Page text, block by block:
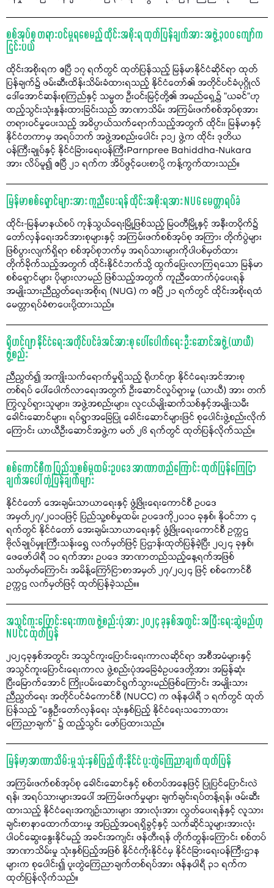
စစ်အုပ်စု တရားဝင်မှုရစေမည့် ထိုင်းအစိုးရ ထုတ်ပြန်ချက်အား အဖွဲ့ ၃၀၀ ကျော်က
ငြင်းပယ်
ထိုင်းအစိုးရက ဧပြီ ၁၇ ရက်တွင် ထုတ်ပြန်သည့် မြန်မာနိုင်ငံဆိုင်ရာ ထုတ်
ပြန်ချက်၌ ဖမ်းဆီးထိန်းသိမ်းခံထားရသည့် နိုင်ငံတော်၏ အတိုင်ပင်ခံပုဂ္ဂိုလ်
ဒေါ်အောင်ဆန်းစုကြည်နှင့် သမ္မတ ဦးဝင်းမြင့်တို့၏ အမည်ရှေ့၌ "ယခင်"ဟု
ထည့်သွင်းသုံးနှုန်းထားခြင်းသည် အာဏာသိမ်း အကြမ်းဖက်စစ်အုပ်စုအား
တရားဝင်မှုပေးသည့် အဓိပ္ပာယ်သက်ရောက်သည့်အတွက် ထိုင်း၊ မြန်မာနှင့်
နိုင်ငံတကာမှ အရပ်ဘက် အဖွဲ့အစည်းပေါင်း ၃၁၂ ဖွဲ့က ထိုင်း ဒုတိယ
ဝန်ကြီးချုပ်နှင့် နိုင်ငံခြားရေးဝန်ကြီးParnpree Bahiddha-Nukara
အား လိပ်မူ၍ ဧပြီ ၂၁ ရက်က အိပ်ဖွင့်ပေးစာပို့ ကန့်ကွက်ထားသည်။
မြန်မာစစ်ရှောင်များအား ကူညီပေးရန် ထိုင်းအစိုးရအား NUG မေတ္တာရပ်ခံ
ထိုင်း-မြန်မာနယ်စပ် ကုန်သွယ်ရေးမြို့ဖြစ်သည့် မြဝတီမြို့နှင့် အနီးတဝိုက်၌
တော်လှန်ရေးအင်အားစုများနှင့် အကြမ်းဖက်စစ်အုပ်စု အကြား တိုက်ပွဲများ
ဖြစ်ပွားလျက်ရှိရာ စစ်အုပ်စုဘက်မှ အရပ်သားများကိုပါပစ်မှတ်ထား
တိုက်ခိုက်သည့်အတွက် ထိုင်းနိုင်ငံဘက်သို့ ထွက်ပြေးလာကြရသော မြန်မာ
စစ်ရှောင်များ ပိုများလာမည် ဖြစ်သည့်အတွက် ကူညီထောက်ပံ့ပေးရန်
အမျိုးသားညီညွတ်ရေးအစိုးရ (NUG) က ဧပြီ ၂၁ ရက်တွင် ထိုင်းအစိုးရထံ
မေတ္တာရပ်ခံစာပေးပို့ထားသည်။
ရိုဟင်ဂျာ နိုင်ငံရေးအတိုင်ပင်ခံအင်အားစု ပေါ်ပေါက်ရေး ဦးဆောင်အဖွဲ့ (ယာယီ)
ဖွဲ့စည်း
ညီညွတ်၍ အကျိုးသက်ရောက်မှုရှိသည့် ရိုဟင်ဂျာ နိုင်ငံရေးအင်အားစု
တစ်ရပ် ပေါ်ပေါက်လာရေးအတွက် ဦးဆောင်လှုပ်ရှားမှု (ယာယီ) အား တက်
ကြွလှုပ်ရှားသူများ၊ အဖွဲ့အစည်းများ၊ လူငယ်မျိုးဆက်သစ်နှင့်အမျိုးသမီး
ခေါင်းဆောင်များ၊ ရပ်ရွာအခြေပြု ခေါင်းဆောင်များဖြင် စုပေါင်းဖွဲ့စည်းလိုက်
ကြောင်း ယာယီဦးဆောင်အဖွဲ့က မတ် ၂၆ ရက်တွင် ထုတ်ပြန်လိုက်သည်။
စစ်ကောင်စီက ပြည်သူ့စစ်မှုထမ်းဥပဒေ အာဏာတည်ကြောင်း ထုတ်ပြန်ကြေငြာ
ချက်အပေါ် တုံ့ပြန်ချက်များ
နိုင်ငံတော် အေးချမ်းသာယာရေးနှင့် ဖွံ့ဖြိုးရေးကောင်စီ ဥပဒေ
အမှတ်၂၇/၂၀၁၀ဖြင့် ပြည်သူ့စစ်မှုထမ်း ဥပဒေကို၂၀၁၀ ခုနှစ်၊ နိုဝင်ဘာ ၄
ရက်တွင် နိုင်ငံတော် အေးချမ်းသာယာရေးနှင့် ဖွံ့ဖြိုးရေးကောင်စီ ဥက္ကဌ
ဗိုလ်ချုပ်မှူးကြီးသန်းရွှေ လက်မှတ်ဖြင့် ပြဌာန်းထုတ်ပြန်ခဲ့ပြီး ၂၀၂၄ ခုနှစ်၊
ဖေဖော်ဝါရီ ၁၀ ရက်အား ဥပဒေ အာဏာတည်သည့်နေ့ရက်အဖြစ်
သတ်မှတ်ကြောင်း အမိန့်ကြော်ငြာစာအမှတ် ၂၇/၂၀၂၄ ဖြင့် စစ်ကောင်စီ
ဥက္ကဌ လက်မှတ်ဖြင့် ထုတ်ပြန်ခဲ့သည်။။
အသွင်ကူးပြောင်းရေးကာလ ဖွဲ့စည်းပုံအား ၂၀၂၄ ခုနှစ်အတွင်း အပြီးရေးဆွဲမည်ဟု
NUCC ထုတ်ပြန်
၂၀၂၄ခုနှစ်အတွင်း အသွင်ကူးပြောင်းရေးကာလဆိုင်ရာ အစီအမံများနှင့်
အသွင်ကူးပြောင်းရေးကာလ ဖွဲ့စည်းပုံအခြေခံဥပဒေတို့အား အမြန်ဆုံး
ပြီးမြောက်အောင် ကြိုးပမ်းဆောင်ရွက်သွားမည်ဖြစ်ကြောင်း အမျိုးသား
ညီညွတ်ရေး အတိုင်ပင်ခံကောင်စီ (NUCC) က ဇန်နဝါရီ ၁ ရက်တွင် ထုတ်
ပြန်သည့် "နွေဦးတော်လှန်ရေး သုံးနှစ်ပြည့် နိုင်ငံရေးသဘောထား
ကြေညာချက်" ၌ ထည့်သွင်း ဖော်ပြထားသည်။
မြန်မာ့အာဏာသိမ်းမှု သုံးနှစ်ပြည့် ကိုးနိုင်ငံ ပူးတွဲကြေညာချက် ထုတ်ပြန်
အကြမ်းဖက်စစ်အုပ်စု ခေါင်းဆောင်နှင့် စစ်တပ်အနေဖြင့် ပြုပြင်ပြောင်းလဲ
ရန်၊ အရပ်သားများအပေါ် အကြမ်းဖက်မှုများ ချက်ချင်းရပ်တန့်ရန်၊ ဖမ်းဆီး
ထားသည့် နိုင်ငံရေးအကျဉ်းသားများ အားလုံးအား လွှတ်ပေးရန်နှင့် လူသား
ချင်းစာနာထောက်ထားမှု အပြည့်အဝရရှိခွင့်နှင့် သက်ဆိုင်သူများအားလုံး
ပါဝင်ဆွေးနွေးနိုင်မည့် အခင်းအကျင်း ဖန်တီးရန် တိုက်တွန်းကြောင်း စစ်တပ်
အာဏာသိမ်းမှု သုံးနှစ်ပြည့်အဖြစ် နိုင်ငံကိုးနိုင်ငံမှ နိုင်ငံခြားရေးဝန်ကြီးဌာန
များက စုပေါင်း၍ ပူးတွဲကြေညာချက်တစ်ရပ်အား ဇန်နဝါရီ ၃၁ ရက်က
ထုတ်ပြန်လိုက်သည်။